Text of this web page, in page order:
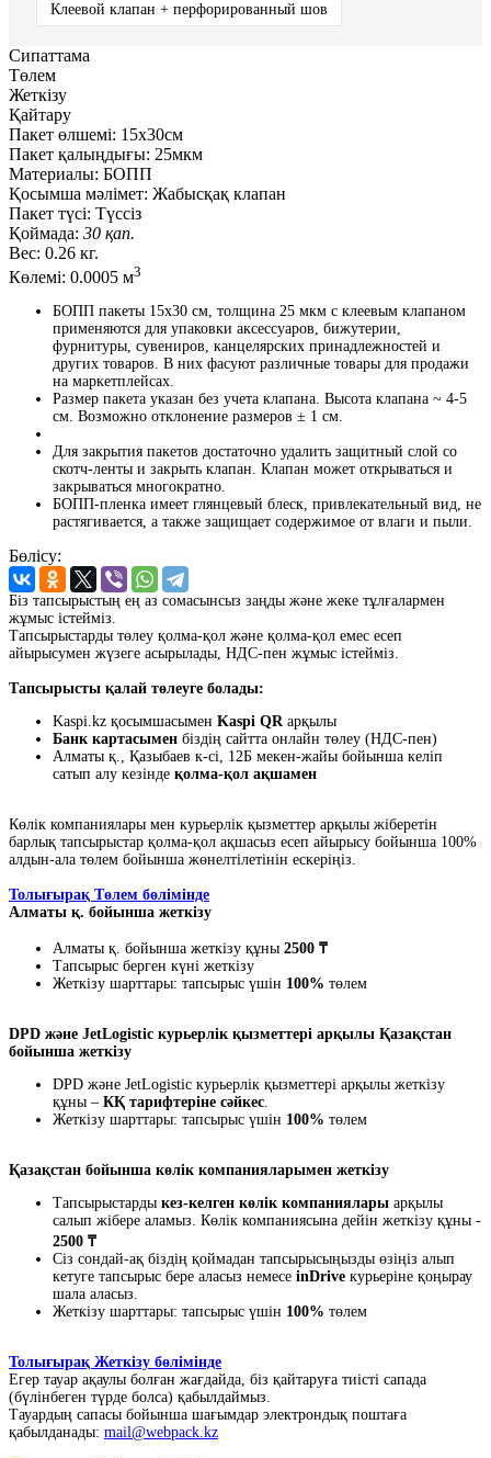
Клеевой клапан + перфорированный шов
Сипаттама
Төлем
Жеткізу
Қайтару
Пакет өлшемі: 15x30см
Пакет қалыңдығы: 25мкм
Материалы: БОПП
Қосымша мәлімет: Жабысқақ клапан
Пакет түсі: Түссіз
Қоймада: 30 қап.
Вес: 0.26 кг.
Көлемі: 0.0005 м3
БОПП пакеты 15x30 см, толщина 25 мкм с клеевым клапаном
применяются для упаковки аксессуаров, бижутерии,
фурнитуры, сувениров, канцелярских принадлежностей и
других товаров. В них фасуют различные товары для продажи
на маркетплейсах.
Размер пакета указан без учета клапана. Высота клапана ~ 4-5
см. Возможно отклонение размеров ± 1 см.
Для закрытия пакетов достаточно удалить защитный слой со
скотч-ленты и закрыть клапан. Клапан может открываться и
закрываться многократно.
БОПП-пленка имеет глянцевый блеск, привлекательный вид, не
растягивается, а также защищает содержимое от влаги и пыли.
Бөлісу:
Біз тапсырыстың ең аз сомасынсыз заңды және жеке тұлғалармен
жұмыс істейміз.
Тапсырыстарды төлеу қолма-қол және қолма-қол емес есеп
айырысумен жүзеге асырылады, НДС-пен жұмыс істейміз.
Тапсырысты қалай төлеуге болады:
Kaspi.kz қосымшасымен Kaspi QRарқылы
Банк картасымен біздің сайтта онлайн төлеу (НДС-пен)
Алматы қ., Қазыбаев к-сі, 12Б мекен-жайы бойынша келіп
сатып алу кезінде қолма-қол ақшамен
Көлік компаниялары мен курьерлік қызметтер арқылы жіберетін
барлық тапсырыстар қолма-қол ақшасыз есеп айырысу бойынша 100%
алдын-ала төлем бойынша жөнелтілетінін ескеріңіз.
Толығырақ Төлем бөлімінде
Алматы қ. бойынша жеткізу
Алматы қ. бойынша жеткізу құны 2500 ₸
Тапсырыс берген күні жеткізу
Жеткізу шарттары: тапсырыс үшін 100% төлем
DPD және JetLogistic курьерлік қызметтері арқылы Қазақстан
бойынша жеткізу
DPD және JetLogistic курьерлік қызметтері арқылы жеткізу
құны – КҚ тарифтеріне сәйкес.
Жеткізу шарттары: тапсырыс үшін 100% төлем
Қазақстан бойынша көлік компанияларымен жеткізу
Тапсырыстарды кез-келген көлік компаниялары арқылы
салып жібере аламыз. Көлік компаниясына дейін жеткізу құны -
2500 ₸
Сіз сондай-ақ біздің қоймадан тапсырысыңызды өзіңіз алып
кетуге тапсырыс бере аласыз немесе inDrive курьеріне қоңырау
шала аласыз.
Жеткізу шарттары: тапсырыс үшін 100% төлем
Толығырақ Жеткізу бөлімінде
Егер тауар ақаулы болған жағдайда, біз қайтаруға тиісті сапада
(бүлінбеген түрде болса) қабылдаймыз.
Тауардың сапасы бойынша шағымдар электрондық поштаға
қабылданады: mail@webpack.kz